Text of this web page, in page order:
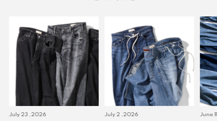
July 23 ,2026 July 2 ,2026 June